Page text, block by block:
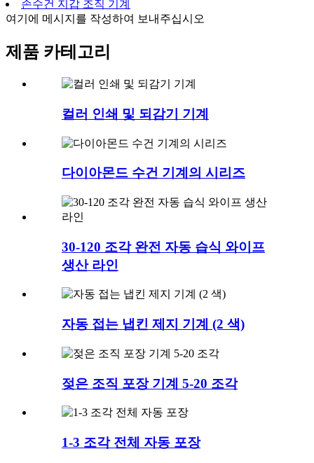
손수건 지갑 조직 기계
여기에 메시지를 작성하여 보내주십시오
제품 카테고리
컬러 인쇄 및 되감기 기계
다이아몬드 수건 기계의 시리즈
30-120 조각 완전 자동 습식 와이프
생산 라인
자동 접는 냅킨 제지 기계 (2 색)
젖은 조직 포장 기계 5-20 조각
1-3 조각 전체 자동 포장